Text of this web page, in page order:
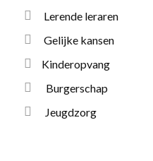
Lerende leraren
Gelijke kansen
Kinderopvang
Burgerschap
Jeugdzorg